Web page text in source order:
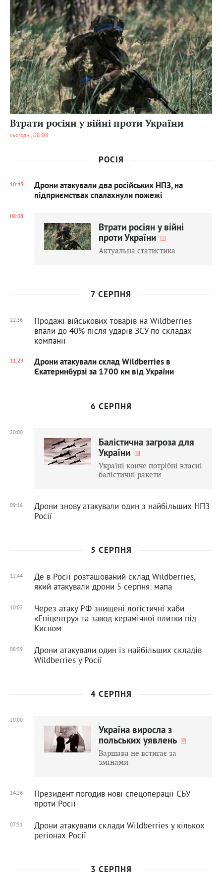
Втрати росіян у війні проти України
сьогодні, 08:08
РОСІЯ
10:45
Дрони атакували два російських НПЗ, на
підприємствах спалахнули пожежі
08:08
Втрати росіян у війні
проти України
Актуальна статистика
7 СЕРПНЯ
22:36
Продажі військових товарів на Wildberries
впали до 40% після ударів ЗСУ по складах
компанії
11:29
Дрони атакували склад Wildberries в
Єкатеринбурзі за 1700 км від України
6 СЕРПНЯ
20:00
Балістична загроза для
України
Україні конче потрібні власні
балістичні ракети
09:16
Дрони знову атакували один з найбільших НПЗ
Росії
5 СЕРПНЯ
12:44
Де в Росії розташований склад Wildberries,
який атакували дрони 5 серпня: мапа
10:02
Через атаку РФ знищені логістичні хаби
«Епіцентру» та завод керамічної плитки під
Києвом
08:59
Дрони атакували один із найбільших складів
Wildberries у Росії
4 СЕРПНЯ
20:00
Україна виросла з
польських уявлень
Варшава не встигає за
змінами
14:26
Президент погодив нові спецоперації СБУ
проти Росії
07:51
Дрони атакували склади Wildberries у кількох
регіонах Росії
3 СЕРПНЯ